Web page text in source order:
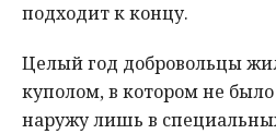
подходит к концу.
Целый год добровольцы
куполом, в котором не
наружу лишь в